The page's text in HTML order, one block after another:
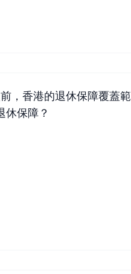
，香港的退休保障覆蓋
休保障？